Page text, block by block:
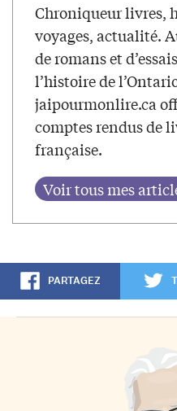
Chroniqueur livres,
voyages, actualité.
de romans et
l’histoire de
jaipourmonlire.ca
comptes rendus de
française.
PARTAGEZ